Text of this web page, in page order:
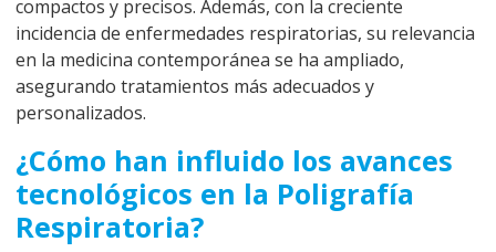
compactos y precisos. Además, con la creciente
incidencia de enfermedades respiratorias, su relevancia
en la medicina contemporánea se ha ampliado,
asegurando tratamientos más adecuados y
personalizados.
¿Cómo han influido los avances
tecnológicos en la Poligrafía
Respiratoria?